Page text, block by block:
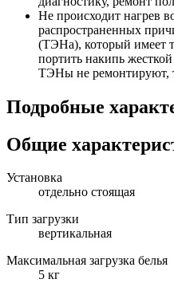
Не происходит нагрев
распространенных
(ТЭНа), который имеет
портить накипь
ТЭНы не ремонтируют,
Подробные
Общие
Установка
отдельно стоящая
Тип загрузки
вертикальная
Максимальная загрузка белья
5 кг